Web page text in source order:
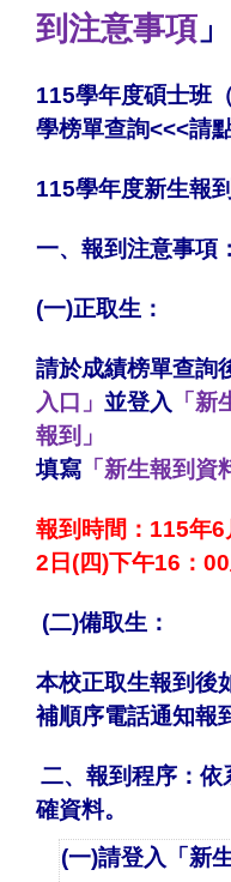
到注意事項 」
115學年度碩士班
學榜單查詢<<<請
115學年度新生報
一、報到注意事項：
(一)正取生：
請於成績榜單查詢
入口」 並登入 「新
報到」
填寫 「新生報到資
報到時間：115年6
2日(四)下午16：00
(二)備取生：
本校正取生報到後
補順序電話通知報
二、報到程序： 依
確資料。
(一)請登入「新